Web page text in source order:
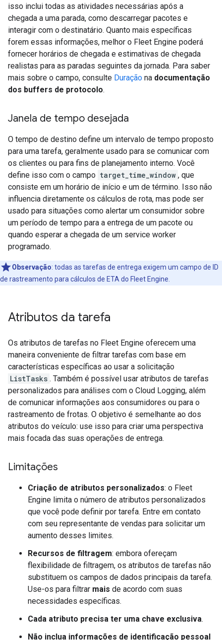
isso inclui todas as atividades necessárias após a
chegada a uma parada, como descarregar pacotes e
interagir com o destinatário. Quanto mais específicas
forem essas informações, melhor o Fleet Engine poderá
fornecer horários de chegada e estimativas de chegada
realistas para as paradas seguintes da jornada. Para saber
mais sobre o campo, consulte Duração na documentação
dos buffers de protocolo.
Janela de tempo desejada
O tempo de destino define um intervalo de tempo proposto
para uma tarefa, geralmente usado para se comunicar com
os clientes ou para fins de planejamento interno. Você
define isso com o campo target_time_window , que
consiste em um horário de início e um de término. Isso não
influencia diretamente os cálculos de rota, mas pode ser
usado para situações como alertar um consumidor sobre
um período de tempo para a entrega de um pacote ou
quando esperar a chegada de um service worker
programado.
Observação: todas as tarefas de entrega exigem um campo de ID
de rastreamento para cálculos de ETA do Fleet Engine.
Atributos da tarefa
Os atributos de tarefas no Fleet Engine oferecem uma
maneira conveniente de filtrar tarefas com base em
características específicas ao usar a solicitação
ListTasks . Também é possível usar atributos de tarefas
personalizados para análises com o Cloud Logging, além
de comunicar informações aos consumidores ou para o
rastreamento de frotas. O objetivo é semelhante ao dos
atributos do veículo: use isso para criar uma perspectiva
mais focada das suas operações de entrega.
Limitações
Criação de atributos personalizados: o Fleet
Engine limita o número de atributos personalizados
que você pode definir por tarefa. Entre em contato
com seu representante de vendas para solicitar um
aumento desses limites.
Recursos de filtragem: embora ofereçam
flexibilidade de filtragem, os atributos de tarefas não
substituem os campos de dados principais da tarefa.
Use-os para filtrar mais de acordo com suas
necessidades específicas.
Cada atributo precisa ter uma chave exclusiva.
Não inclua informações de identificação pessoal